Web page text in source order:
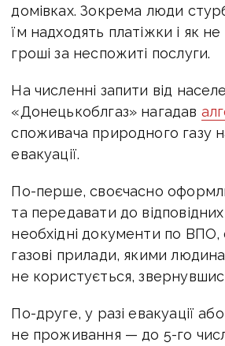
домівках. Зокрема люди
їм надходять платіжки і як
гроші за неспожиті послуги.
На численні запити від
«Донецькоблгаз» нагадав
споживача природного газу
евакуації.
По-перше, своєчасно
та передавати до відповідних
необхідні документи по
газові прилади, якими
не користується,
По-друге, у разі евакуації або
не проживання — до 5-го